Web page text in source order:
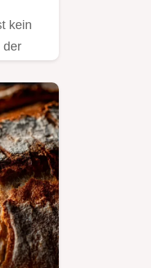
kein
der